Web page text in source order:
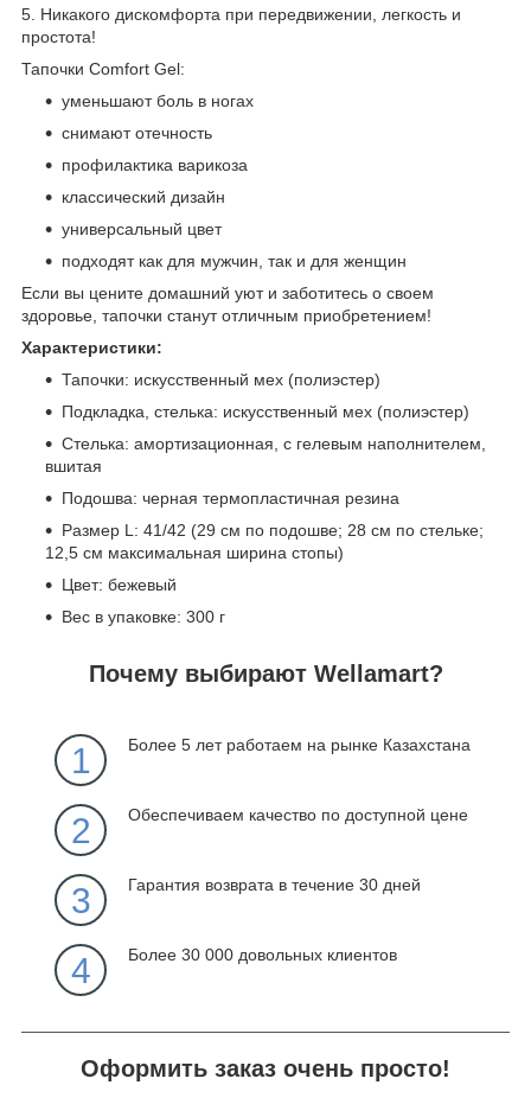
5. Никакого дискомфорта при передвижении, легкость и
простота!
Тапочки Comfort Gel:
уменьшают боль в ногах
снимают отечность
профилактика варикоза
классический дизайн
универсальный цвет
подходят как для мужчин, так и для женщин
Если вы цените домашний уют и заботитесь о своем
здоровье, тапочки станут отличным приобретением!
Характеристики:
Тапочки: искусственный мех (полиэстер)
Подкладка, стелька: искусственный мех (полиэстер)
Стелька: амортизационная, с гелевым наполнителем,
вшитая
Подошва: черная термопластичная резина
Размер L: 41/42 (29 см по подошве; 28 см по стельке;
12,5 см максимальная ширина стопы)
Цвет: бежевый
Вес в упаковке: 300 г
Почему выбирают Wellamart?
1 Более 5 лет работаем на рынке Казахстана
2 Обеспечиваем качество по доступной цене
3 Гарантия возврата в течение 30 дней
4 Более 30 000 довольных клиентов
Оформить заказ очень просто!